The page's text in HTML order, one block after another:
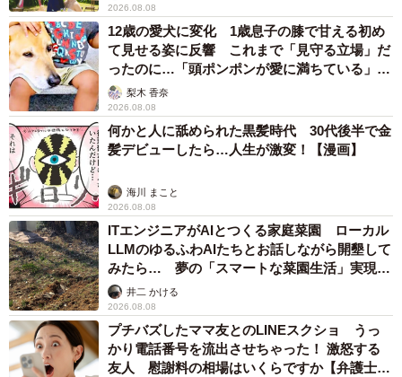
2026.08.08
12歳の愛犬に変化 1歳息子の膝で甘える初め
て見せる姿に反響 これまで「見守る立場」だ
ったのに…「頭ポンポンが愛に満ちている」
「尊…」
梨木 香奈
2026.08.08
何かと人に舐められた黒髪時代 30代後半で金
髪デビューしたら…人生が激変！【漫画】
海川 まこと
2026.08.08
ITエンジニアがAIとつくる家庭菜園 ローカル
LLMのゆるふわAIたちとお話しながら開墾して
みたら… 夢の「スマートな菜園生活」実現な
るか井二 かける
2026.08.08
プチバズしたママ友とのLINEスクショ うっ
かり電話番号を流出させちゃった！ 激怒する
友人 慰謝料の相場はいくらですか【弁護士が